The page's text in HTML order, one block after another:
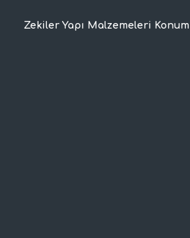
Zekiler Yapı Malzemeleri Konum